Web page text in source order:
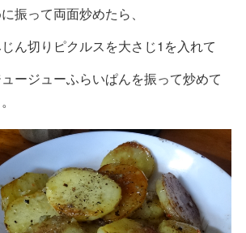
振って両面炒めたら、
ん切りピクルスを大さじ1を入れて
ージューふらいぱんを振って炒めて